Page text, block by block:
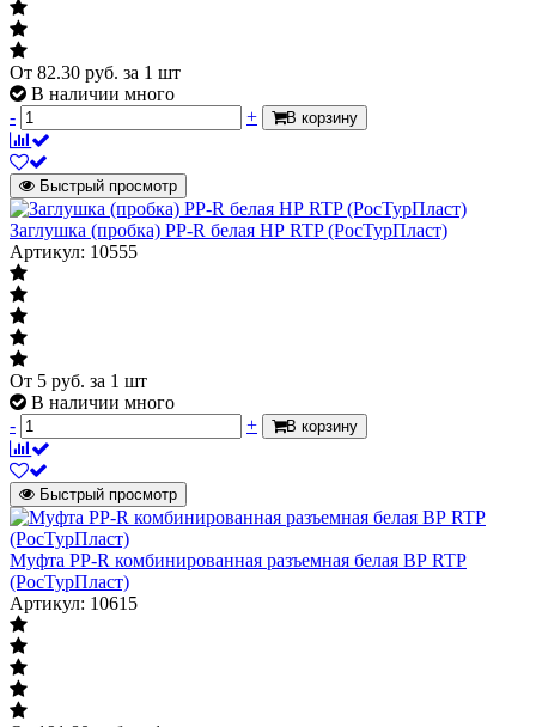
От 82.30 руб. за 1 шт
В наличии много
-
+ В корзину
Быстрый просмотр
Заглушка (пробка) PP-R белая НР RTP (РосТурПласт)
Артикул: 10555
От 5 руб. за 1 шт
В наличии много
-
+ В корзину
Быстрый просмотр
Муфта PP-R комбинированная разъемная белая ВР RTP
(РосТурПласт)
Артикул: 10615